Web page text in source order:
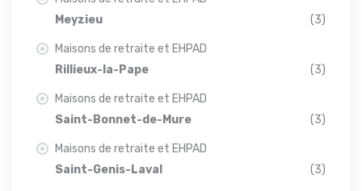
Meyzieu
(3)
Maisons de retraite et EHPAD
Rillieux-la-Pape
(3)
Maisons de retraite et EHPAD
Saint-Bonnet-de-Mure
(3)
Maisons de retraite et EHPAD
Saint-Genis-Laval
(3)